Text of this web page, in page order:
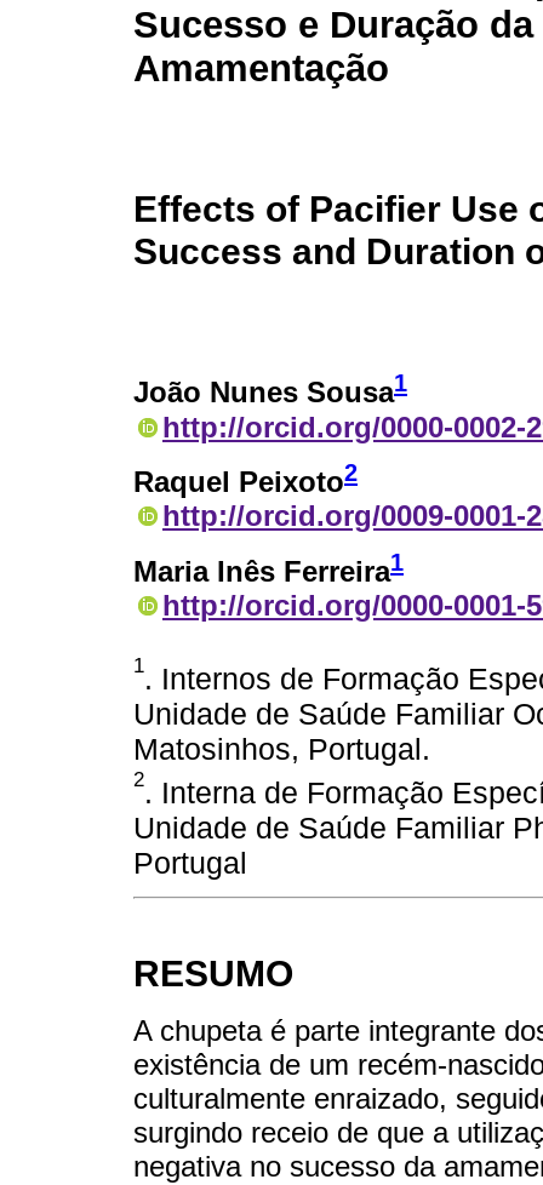
Sucesso e Duração da
Amamentação
Effects of Pacifier Use
Success and Duration
João Nunes Sousa1
http://orcid.org/0000-0002-
Raquel Peixoto2
http://orcid.org/0009-0001-
Maria Inês Ferreira1
http://orcid.org/0000-0001-
1. Internos de Formação
Unidade de Saúde Familiar
Matosinhos, Portugal.
2. Interna de Formação
Unidade de Saúde Familiar
Portugal
RESUMO
A chupeta é parte integrante
existência de um recém-
culturalmente enraizado,
surgindo receio de que a
negativa no sucesso da